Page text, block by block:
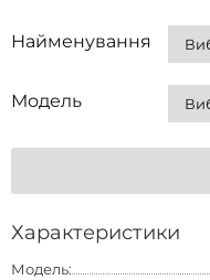
Найменування
Модель
Характеристики
Модель: